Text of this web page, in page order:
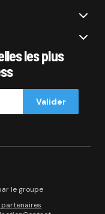
les plus
Valider
le groupe
partenaires